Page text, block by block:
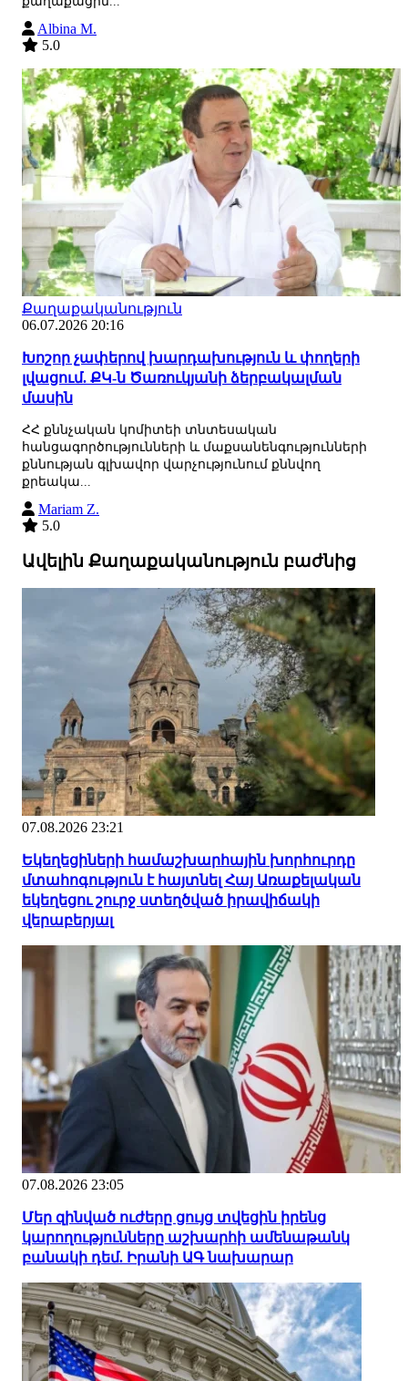
Albina M.
5.0
Քաղաքականություն
06.07.2026 20:16
Խոշոր չափերով խարդախություն և փողերի
լվացում. ՔԿ-ն Ծառուկյանի ձերբակալման
մասին
ՀՀ քննչական կոմիտեի տնտեսական
հանցագործությունների և մաքսանենգությունների
քննության գլխավոր վարչությունում քննվող
քրեակա...
Mariam Z.
5.0
Ավելին Քաղաքականություն բաժնից
07.08.2026 23:21
Եկեղեցիների համաշխարհային խորհուրդը
մտահոգություն է հայտնել Հայ Առաքելական
եկեղեցու շուրջ ստեղծված իրավիճակի
վերաբերյալ
07.08.2026 23:05
Մեր զինված ուժերը ցույց տվեցին իրենց
կարողությունները աշխարհի ամենաթանկ
բանակի դեմ. Իրանի ԱԳ նախարար